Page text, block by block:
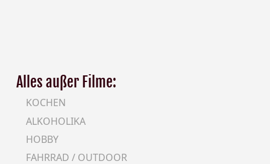
Alles außer Filme:
KOCHEN
ALKOHOLIKA
HOBBY
FAHRRAD / OUTDOOR